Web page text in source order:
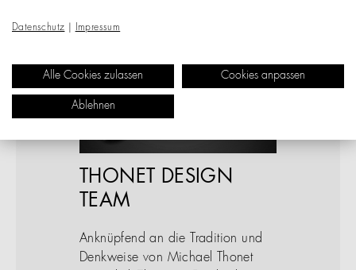
THONET DESIGN
TEAM
Anknüpfend an die Tradition und
Denkweise von Michael Thonet
Datenschutz Impressum
Alle Cookies zulassen Cookies anpassen
Ablehnen